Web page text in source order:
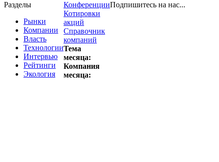
Разделы
Рынки
Компании
Власть
Технологии
Интервью
Рейтинги
Экология
Конференции
Котировки
акций
Справочник
компаний
Тема
месяца:
Компания
месяца:
Подпишитесь на нас...